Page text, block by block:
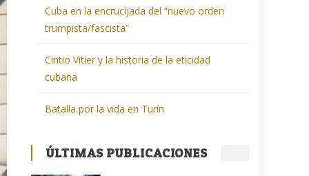
Cuba en la encrucijada del “nuevo orden
trumpista/fascista”
Cintio Vitier y la historia de la eticidad
cubana
Batalla por la vida en Turín
ÚLTIMAS PUBLICACIONES